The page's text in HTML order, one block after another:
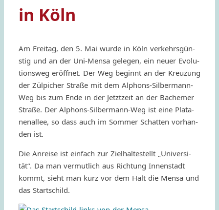
in Köln
Am Freitag, den 5. Mai wurde in Köln verkehrs­gün­
stig und an der Uni-Mensa gele­gen, ein neuer Evolu­
tion­sweg eröf­f­net. Der Weg beginnt an der Kreu­zung
der Zülpi­cher Straße mit dem Alphons-Silber­mann-
Weg bis zum Ende in der Jetzt­zeit an der Bache­mer
Straße. Der Alphons-Silber­mann-Weg ist eine Plata­
ne­nal­lee, so dass auch im Sommer Schat­ten vorhan­
den ist.
Die Anre­ise ist einfach zur Ziel­hal­te­stellt „Univer­si­
tät“. Da man vermu­tlich aus Rich­tung Innen­stadt
kommt, sieht man kurz vor dem Halt die Mensa und
das Startschild.